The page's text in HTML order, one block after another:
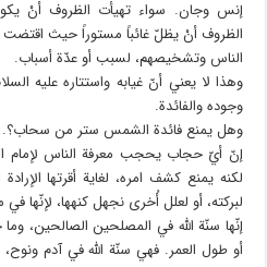
إنس وجان. سواء تهيأت الظروف أنْ
الظروف أنْ يظلّ غائباً مستوراً حيث
الناس وتشخيصهم، لسبب أو عدّة أسباب.
وهذا لا يعني أنّ غيابه واستتاره عليه
وجوده والفائدة.
وهل يمنع فائدة الشمس ستر من سحاب؟.
إنّ أيّ حجاب يحجب معرفة الناس لإمام
لكنه يمنع كشف امره، لغاية أقرتها
لبركته، أو لعلل أُخرى نجهل كنهها، لإنّها في
إنّها سنّة الله في المصلحين الصالحين،
أو طول العمر. فهي سنّة الله في آدم